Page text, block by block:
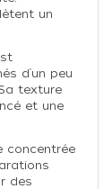
un
d’un peu
texture
et une
concentrée
des